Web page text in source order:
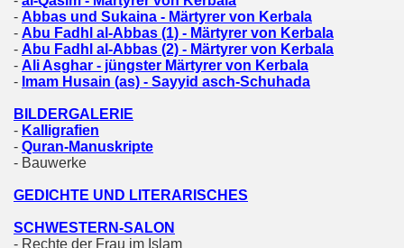
- Abbas und Sukaina - Märtyrer von Kerbala
- Abu Fadhl al-Abbas (1) - Märtyrer von Kerbala
- Abu Fadhl al-Abbas (2) - Märtyrer von Kerbala
- Ali Asghar - jüngster Märtyrer von Kerbala
- Imam Husain (as) - Sayyid asch-Schuhada
BILDERGALERIE
- Kalligrafien
- Quran-Manuskripte
- Bauwerke
GEDICHTE UND LITERARISCHES
SCHWESTERN-SALON
- Rechte der Frau im Islam